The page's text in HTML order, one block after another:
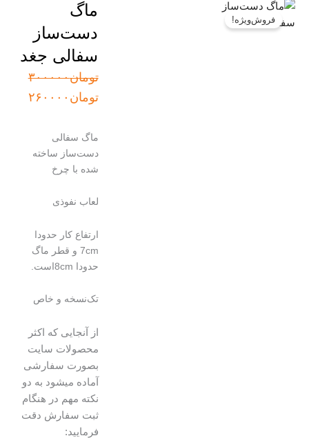
فروش‌ویژه!
ماگ
دست‌ساز
سفالی جغد
تومان۳۰۰۰۰۰قیمت
اصلی:
تومان۲۶۰۰۰۰
قیمت
فعلی:
ماگ سفالی
دست‌ساز ساخته
شده با چرخ
لعاب نفوذی
ارتفاع کار حدودا
7cm و قطر ماگ
حدودا 8cmاست.
تک‌نسخه و خاص
از آنجایی که اکثر
محصولات سایت
بصورت سفارشی
آماده میشود به دو
نکته مهم در هنگام
ثبت سفارش دقت
فرمایید: